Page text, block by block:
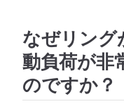
なぜリング
動負荷が非
のですか？